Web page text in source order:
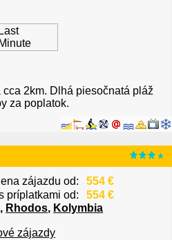
Last
Minute
2km. Dlhá piesočnatá pláž
za poplatok.
zájazdu od:
554 €
príplatkami od:
554 €
, Rhodos, Kolymbia
zájazdy